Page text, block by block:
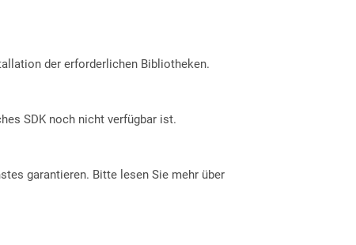
der erforderlichen Bibliotheken.
SDK noch nicht verfügbar ist.
garantieren. Bitte lesen Sie mehr über